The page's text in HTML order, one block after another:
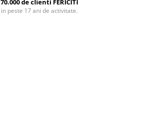
70.000 de clienti FERICITI
in peste 17 ani de activitate.